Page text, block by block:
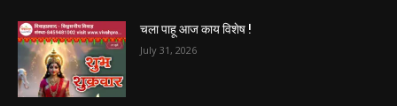
चला पाहू आज काय विशेष !
July 31, 2026